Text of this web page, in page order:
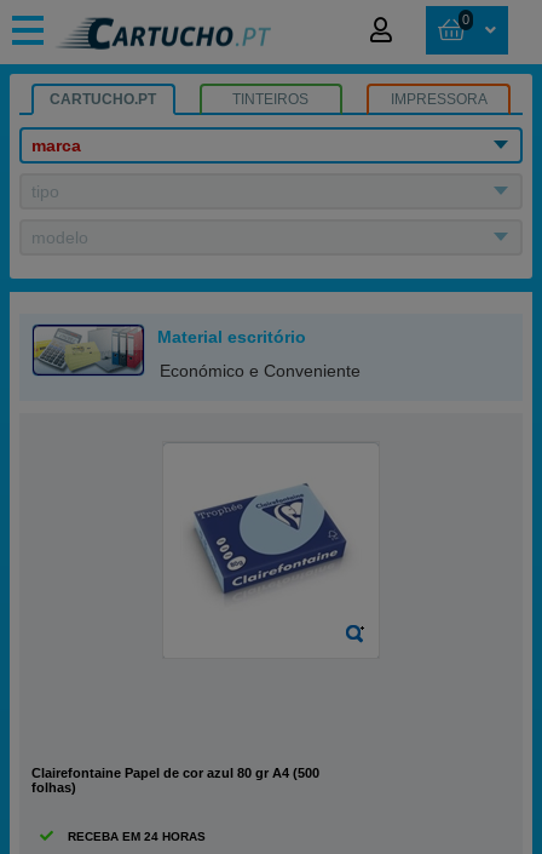
0
CARTUCHO.PT TINTEIROS IMPRESSORA
marca
tipo
modelo
Material escritório
Económico e Conveniente
Clairefontaine Papel de cor azul 80 gr A4 (500
folhas)
RECEBA EM 24 HORAS